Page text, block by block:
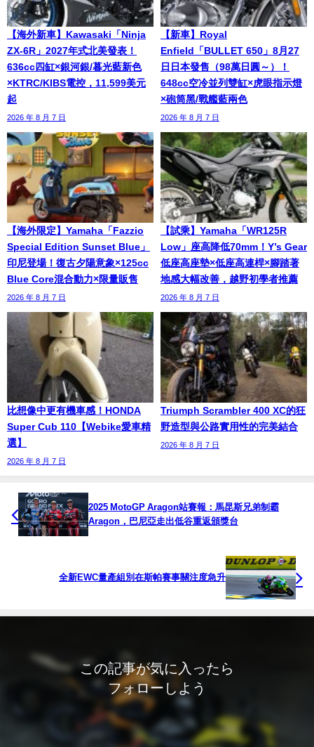
【海外新車】Kawasaki「Ninja
ZX-6R」2027年式北美發表！
636cc四缸×銀河銀/暮光藍新色
×KTRC/KIBS電控，11,599美元
起
2026 年 8 月 7 日
【新車】Royal
Enfield「BULLET 650」8月27
日日本發售（98萬日圓～）！
648cc空冷並列雙缸×虎眼指示燈
×砲筒黑/戰艦藍兩色
2026 年 8 月 7 日
【海外限定】Yamaha「Fazzio
Special Edition Sunset Blue」
印尼登場！復古夕陽意象×125cc
Blue Core混合動力×限量販售
2026 年 8 月 7 日
【試乘】Yamaha「WR125R
Low」座高降低70mm！Y’s Gear
低座高座墊×低座高連桿×腳踏著
地感大幅改善，越野初學者推薦
2026 年 8 月 7 日
比想像中更有機車感！HONDA
Super Cub 110【Webike愛車精
選】
2026 年 8 月 7 日
Triumph Scrambler 400 XC的狂
野造型與公路實用性的完美結合
2026 年 8 月 7 日
2025 MotoGP Aragon站賽報：馬昆斯兄弟制霸
Aragon，巴尼亞走出低谷重返頒獎台
全新EWC量產組別在斯帕賽事關注度急升
この記事が気に入ったら
フォローしよう